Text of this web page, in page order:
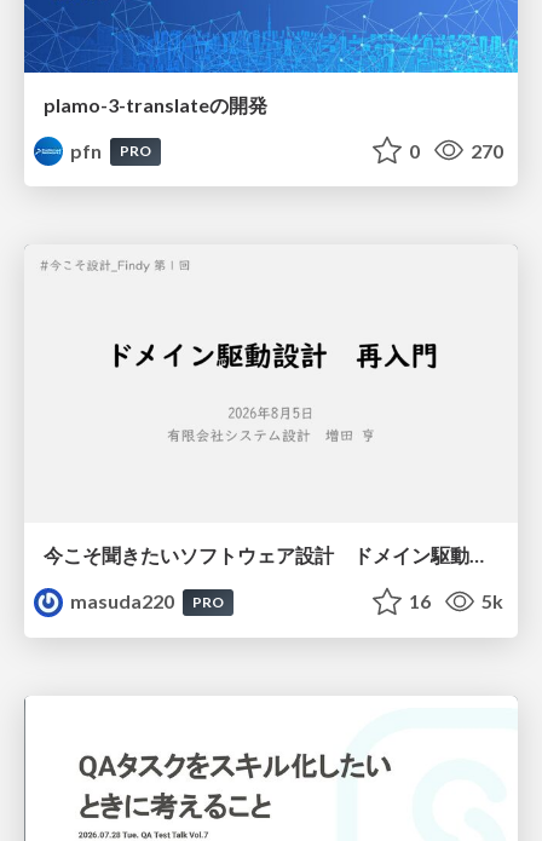
plamo-3-translateの開発
pfn
PRO 0 270
今こそ聞きたいソフトウェア設計 ドメイン駆動設計再入門
masuda220
PRO 16 5k